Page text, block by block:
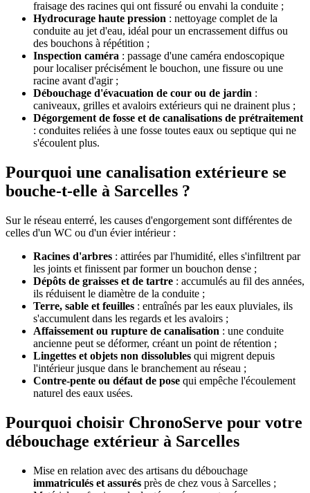
fraisage des racines qui ont fissuré ou envahi la conduite ;
Hydrocurage haute pression : nettoyage complet de la
conduite au jet d'eau, idéal pour un encrassement diffus ou
des bouchons à répétition ;
Inspection caméra : passage d'une caméra endoscopique
pour localiser précisément le bouchon, une fissure ou une
racine avant d'agir ;
Débouchage d'évacuation de cour ou de jardin :
caniveaux, grilles et avaloirs extérieurs qui ne drainent plus ;
Dégorgement de fosse et de canalisations de prétraitement
: conduites reliées à une fosse toutes eaux ou septique qui ne
s'écoulent plus.
Pourquoi une canalisation extérieure se
bouche-t-elle à Sarcelles ?
Sur le réseau enterré, les causes d'engorgement sont différentes de
celles d'un WC ou d'un évier intérieur :
Racines d'arbres : attirées par l'humidité, elles s'infiltrent par
les joints et finissent par former un bouchon dense ;
Dépôts de graisses et de tartre : accumulés au fil des années,
ils réduisent le diamètre de la conduite ;
Terre, sable et feuilles : entraînés par les eaux pluviales, ils
s'accumulent dans les regards et les avaloirs ;
Affaissement ou rupture de canalisation : une conduite
ancienne peut se déformer, créant un point de rétention ;
Lingettes et objets non dissolubles qui migrent depuis
l'intérieur jusque dans le branchement au réseau ;
Contre-pente ou défaut de pose qui empêche l'écoulement
naturel des eaux usées.
Pourquoi choisir ChronoServe pour votre
débouchage extérieur à Sarcelles
Mise en relation avec des artisans du débouchage
immatriculés et assurés près de chez vous à Sarcelles ;